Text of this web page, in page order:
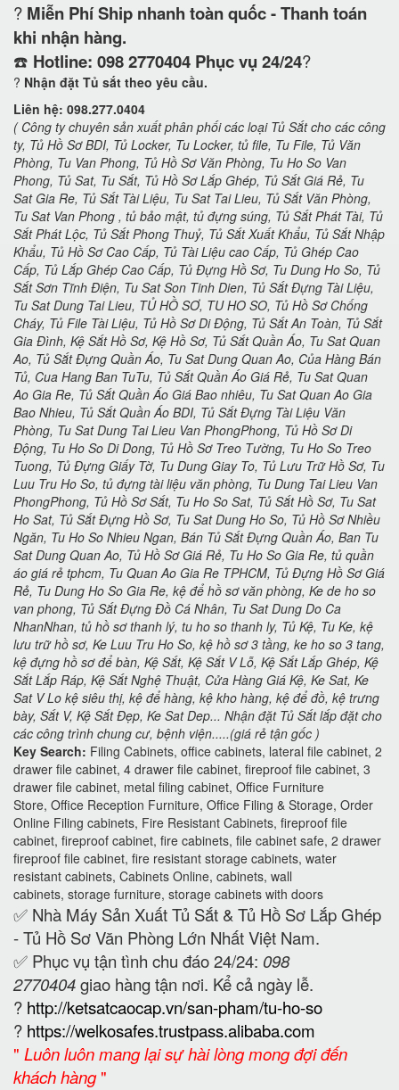
? Miễn Phí Ship nhanh toàn quốc - Thanh toán
khi nhận hàng.
☎️ Hotline: 098 2770404 Phục vụ 24/24?
? Nhận đặt Tủ sắt theo yêu cầu.
Liên hệ: 098.277.0404
( Công ty chuyên sản xuất phân phối các loại Tủ Sắt cho các công
ty, Tủ Hồ Sơ BDI, Tủ Locker, Tu Locker, tủ file, Tu File, Tủ Văn
Phòng, Tu Van Phong, Tủ Hồ Sơ Văn Phòng, Tu Ho So Van
Phong, Tủ Sat, Tu Sắt, Tủ Hồ Sơ Lắp Ghép, Tủ Sắt Giá Rẻ, Tu
Sat Gia Re, Tủ Sắt Tài Liệu, Tu Sat Tai Lieu, Tủ Sắt Văn Phòng,
Tu Sat Van Phong , tủ bảo mật, tủ đựng súng, Tủ Sắt Phát Tài, Tủ
Sắt Phát Lộc, Tủ Sắt Phong Thuỷ, Tủ Sắt Xuất Khẩu, Tủ Sắt Nhập
Khẩu, Tủ Hồ Sơ Cao Cấp, Tủ Tài Liệu cao Cấp, Tủ Ghép Cao
Cấp, Tủ Lắp Ghép Cao Cấp, Tủ Đựng Hồ Sơ, Tu Dung Ho So, Tủ
Sắt Sơn Tĩnh Điện, Tu Sat Son Tinh Dien, Tủ Sắt Đựng Tài Liệu,
Tu Sat Dung Tai Lieu, TỦ HỒ SƠ, TU HO SO, Tủ Hồ Sơ Chống
Cháy, Tủ File Tài Liệu, Tủ Hồ Sơ Di Động, Tủ Sắt An Toàn, Tủ Sắt
Gia Đình, Kệ Sắt Hồ Sơ, Kệ Hồ Sơ, Tủ Sắt Quần Áo, Tu Sat Quan
Ao, Tủ Sắt Đựng Quần Áo, Tu Sat Dung Quan Ao, Của Hàng Bán
Tủ, Cua Hang Ban TuTu, Tủ Sắt Quần Áo Giá Rẻ, Tu Sat Quan
Ao Gia Re, Tủ Sắt Quần Áo Giá Bao nhiêu, Tu Sat Quan Ao Gia
Bao Nhieu, Tủ Sắt Quần Áo BDI, Tủ Sắt Đựng Tài Liệu Văn
Phòng, Tu Sat Dung Tai Lieu Van PhongPhong, Tủ Hồ Sơ Di
Động, Tu Ho So Di Dong, Tủ Hồ Sơ Treo Tường, Tu Ho So Treo
Tuong, Tủ Đựng Giấy Tờ, Tu Dung Giay To, Tủ Lưu Trữ Hồ Sơ, Tu
Luu Tru Ho So, tủ đựng tài liệu văn phòng, Tu Dung Tai Lieu Van
PhongPhong, Tủ Hồ Sơ Sắt, Tu Ho So Sat, Tủ Sắt Hồ Sơ, Tu Sat
Ho Sat, Tủ Sắt Đựng Hồ Sơ, Tu Sat Dung Ho So, Tủ Hồ Sơ Nhiều
Ngăn, Tu Ho So Nhieu Ngan, Bán Tủ Sắt Đựng Quần Áo, Ban Tu
Sat Dung Quan Ao, Tủ Hồ Sơ Giá Rẻ, Tu Ho So Gia Re, tủ quần
áo giá rẻ tphcm, Tu Quan Ao Gia Re TPHCM, Tủ Đựng Hồ Sơ Giá
Rẻ, Tu Dung Ho So Gia Re, kệ để hồ sơ văn phòng, Ke de ho so
van phong, Tủ Sắt Đựng Đồ Cá Nhân, Tu Sat Dung Do Ca
NhanNhan, tủ hồ sơ thanh lý, tu ho so thanh ly, Tủ Kệ, Tu Ke, kệ
lưu trữ hồ sơ, Ke Luu Tru Ho So, kệ hồ sơ 3 tầng, ke ho so 3 tang,
kệ đựng hồ sơ để bàn, Kệ Sắt, Kệ Sắt V Lỗ, Kệ Sắt Lắp Ghép, Kệ
Sắt Lắp Ráp, Kệ Sắt Nghệ Thuật, Cửa Hàng Giá Kệ, Ke Sat, Ke
Sat V Lo kệ siêu thị, kệ để hàng, kệ kho hàng, kệ để đồ, kệ trưng
bày, Sắt V, Kệ Sắt Đẹp, Ke Sat Dep... Nhận đặt Tủ Sắt lắp đặt cho
các công trình chung cư, bệnh viện.....(giá rẻ tận gốc )
Key Search: Filing Cabinets, office cabinets, lateral file cabinet, 2
drawer file cabinet, 4 drawer file cabinet, fireproof file cabinet, 3
drawer file cabinet, metal filing cabinet, Office Furniture
Store, Office Reception Furniture, Office Filing & Storage, Order
Online Filing cabinets, Fire Resistant Cabinets, fireproof file
cabinet, fireproof cabinet, fire cabinets, file cabinet safe, 2 drawer
fireproof file cabinet, fire resistant storage cabinets, water
resistant cabinets, Cabinets Online, cabinets, wall
cabinets, storage furniture, storage cabinets with doors
✅ Nhà Máy Sản Xuất Tủ Sắt & Tủ Hồ Sơ Lắp Ghép
- Tủ Hồ Sơ Văn Phòng Lớn Nhất Việt Nam.
✅ Phục vụ tận tình chu đáo 24/24: 098
2770404giao hàng tận nơi. Kể cả ngày lễ.
? http://ketsatcaocap.vn/san-pham/tu-ho-so
? https://welkosafes.trustpass.alibaba.com
" Luôn luôn mang lại sự hài lòng mong đợi đến
khách hàng"